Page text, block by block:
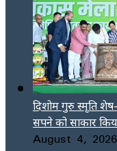
दिशोम गुरु स्मृति
सपने को साकार
August 4, 2026